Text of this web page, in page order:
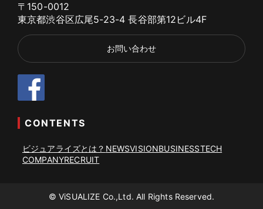
〒150-0012
東京都渋谷区広尾5-23-4 長谷部第12ビル4F
お問い合わせ
CONTENTS
ビジュアライズとは？ NEWSVISIONBUSINESSTECH
COMPANYRECRUIT
© ViSUALIZE Co.,Ltd. All Rights Reserved.